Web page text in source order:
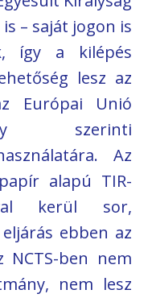
– saját jogon is
így a kilépés
lesz az
Európai Unió
szerinti
Az
alapú TIR-
kerül sor,
ebben az
NCTS-ben nem
nem lesz